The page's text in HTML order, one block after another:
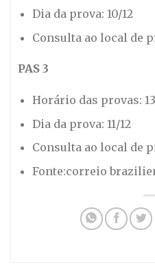
Dia da prova: 10/12
Consulta ao local de
PAS 3
Horário das provas:
Dia da prova: 11/12
Consulta ao local de
Fonte:correio